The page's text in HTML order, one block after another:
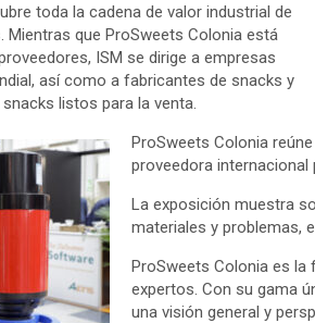
toda la cadena de valor industrial de
Mientras que ProSweets Colonia está
ISM se dirige a empresas
así como a fabricantes de snacks y
listos para la venta.
ProSweets Colonia
proveedora internacional
La exposición muestra
materiales y problemas,
ProSweets Colonia es la
expertos. Con su gama
una visión general y